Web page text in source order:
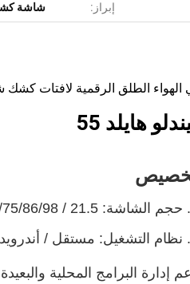
إبراز: شاشة
الهواء الطلق الرقمية لافتات كشك
هايلد 55
إدارة البرامج المحلية